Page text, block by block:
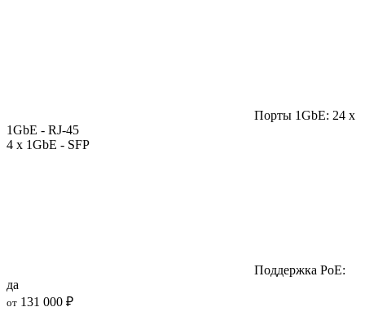
Порты 1GbE: 24 x
1GbE - RJ-45
4 x 1GbE - SFP
Поддержка PoE:
да
от 131 000 ₽